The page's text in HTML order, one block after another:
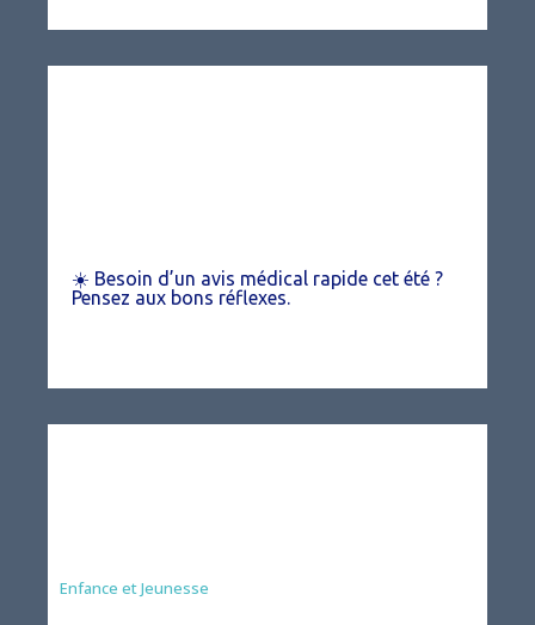
☀️ Besoin d’un avis médical rapide cet été ?
Pensez aux bons réflexes.
Animation
Enfance et Jeunesse